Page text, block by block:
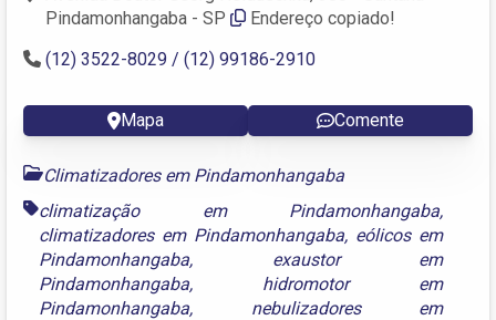
Pindamonhangaba - SP
Endereço copiado!
(12) 3522-8029 / (12) 99186-2910
Mapa Comente
Climatizadores em Pindamonhangaba
climatização em Pindamonhangaba,
climatizadores em Pindamonhangaba, eólicos em
Pindamonhangaba, exaustor em
Pindamonhangaba, hidromotor em
Pindamonhangaba, nebulizadores em